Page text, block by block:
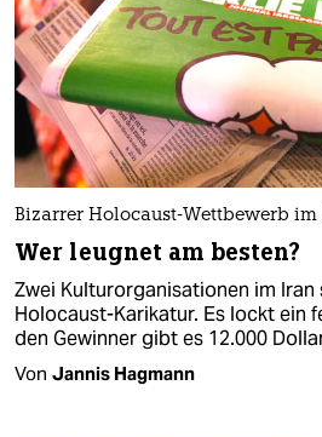
Bizarrer Holocaust-Wettbewerb im
Wer leugnet am besten?
Zwei Kulturorganisationen im
Holocaust-Karikatur. Es lockt ein
den Gewinner gibt es 12.000
Von Jannis Hagmann